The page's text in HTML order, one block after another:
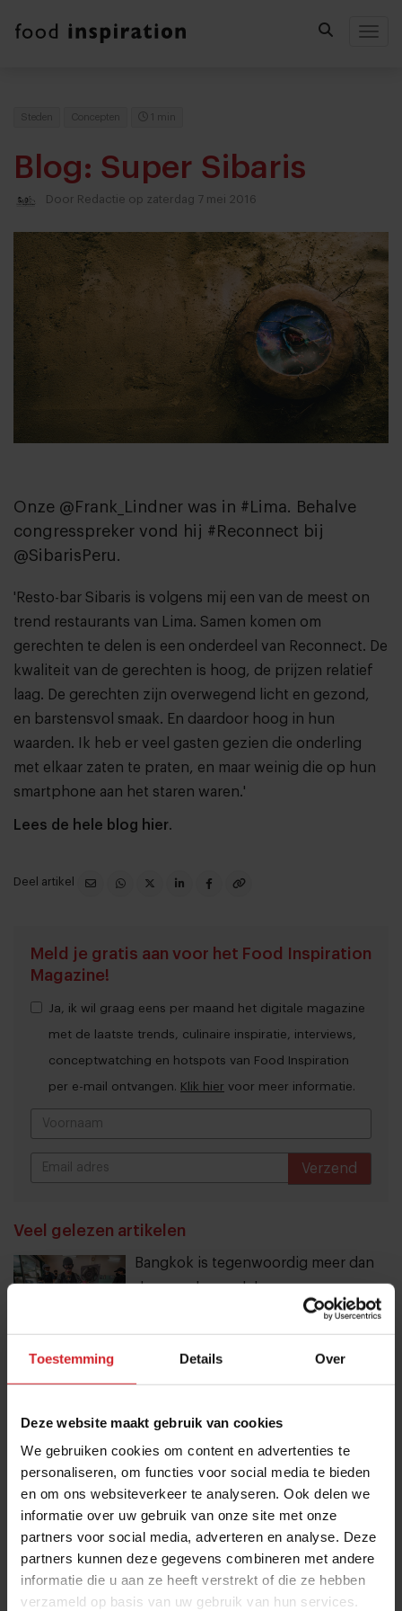
Toestemming Details Over
Deze website maakt gebruik van cookies
We gebruiken cookies om content en advertenties te
personaliseren, om functies voor social media te bieden
en om ons websiteverkeer te analyseren. Ook delen we
informatie over uw gebruik van onze site met onze
partners voor social media, adverteren en analyse. Deze
partners kunnen deze gegevens combineren met andere
informatie die u aan ze heeft verstrekt of die ze hebben
verzameld op basis van uw gebruik van hun services.
Steden Concepten 1 min
Blog: Super Sibaris
Door Redactie op zaterdag 7 mei 2016
Onze @Frank_Lindner was in #Lima. Behalve
congresspreker vond hij #Reconnect bij
@SibarisPeru.
'Resto-bar Sibaris is volgens mij een van de meest on
trend restaurants van Lima. Samen komen om
gerechten te delen is een onderdeel van Reconnect. De
kwaliteit van de gerechten is hoog, de prijzen relatief
laag. De gerechten zijn overwegend licht en gezond,
en barstensvol smaak. En daardoor hoog in hun
waarden. Ik heb er veel gasten gezien die onderling
met elkaar zaten te praten, en maar weinig die op hun
smartphone aan het staren waren.'
Lees de hele blog hier.
Deel artikel
Meld je gratis aan voor het Food Inspiration
Magazine!
Ja, ik wil graag eens per maand het digitale magazine
met de laatste trends, culinaire inspiratie, interviews,
conceptwatching en hotspots van Food Inspiration
per e-mail ontvangen. Klik hier voor meer informatie.
Verzend
Veel gelezen artikelen
Bangkok is tegenwoordig meer dan
dampende noedelsoep
slimmer snacken
23 juli 2026| 6 min
Bangkok is tegenwoordig meer dan
dampende noedelsoep
3 augustus 2026| 3 min
20 hotspots op Curaçao: van parels